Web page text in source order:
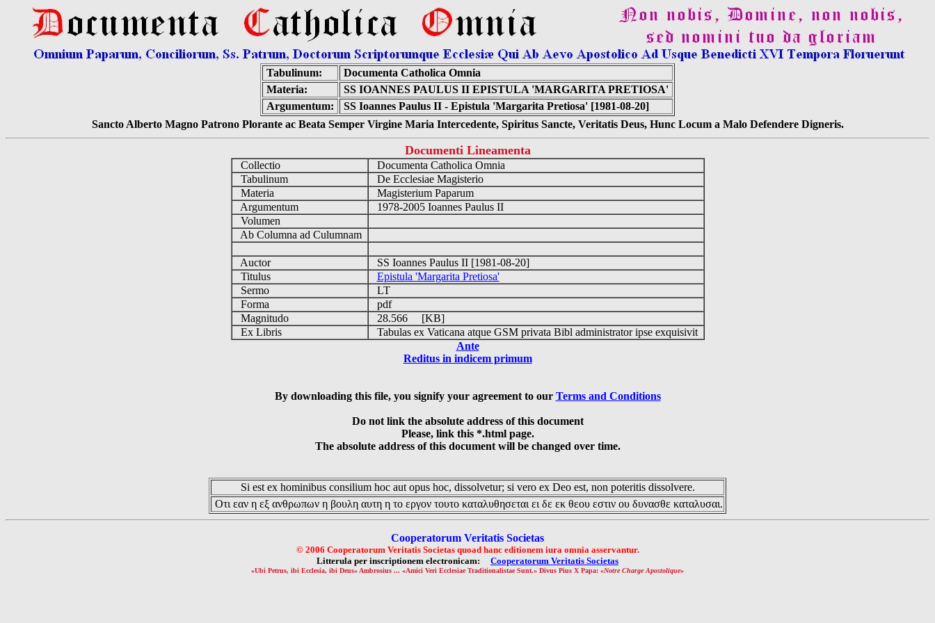
Tabulinum:
Documenta Catholica Omnia
Materia:
SS IOANNES PAULUS II EPISTULA 'MARGARITA PRETIOSA'
Argumentum:
SS Ioannes Paulus II - Epistula 'Margarita Pretiosa' [1981-08-20]
Sancto Alberto Magno Patrono Plorante ac Beata Semper Virgine Maria Intercedente, Spiritus Sancte, Veritatis Deus, Hunc Locum a Malo Defendere Digneris.
Documenti Lineamenta
Collectio
Documenta Catholica Omnia
Tabulinum
De Ecclesiae Magisterio
Materia
Magisterium Paparum
Argumentum
1978-2005 Ioannes Paulus II
Volumen
Ab Columna ad Culumnam
Auctor
SS Ioannes Paulus II [1981-08-20]
Titulus
Epistula 'Margarita Pretiosa'
Sermo
LT
Forma
pdf
Magnitudo
28.566 [KB]
Ex Libris
Tabulas ex Vaticana atque GSM privata Bibl administrator ipse exquisivit
Ante
Reditus in indicem primum
By downloading this file, you signify your agreement to our Terms and Conditions
Do not link the absolute address of this document
Please, link this *.html page.
The absolute address of this document will be changed over time.
Si est ex hominibus consilium hoc aut opus hoc, dissolvetur; si vero ex Deo est, non poteritis dissolvere.
Οτι εαν η εξ ανθρωπων η βουλη αυτη η το εργον τουτο καταλυθησεται ει δε εκ θεου εστιν ου δυνασθε καταλυσαι.
Cooperatorum Veritatis Societas
© 2006 Cooperatorum Veritatis Societas quoad hanc editionem iura omnia asservantur.
Litterula per inscriptionem electronicam: Cooperatorum Veritatis Societas
«Ubi Petrus, ibi Ecclesia, ibi Deus» Ambrosius ... «Amici Veri Ecclesiae Traditionalistae Sunt.» Divus Pius X Papa: «Notre Charge Apostolique»